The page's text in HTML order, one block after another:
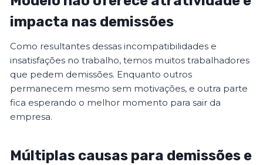
impacta nas demissões
Como resultantes dessas incompatibilidades e
insatisfações no trabalho, temos muitos trabalhadores
que pedem demissões. Enquanto outros
permanecem mesmo sem motivações, e outra parte
fica esperando o melhor momento para sair da
empresa.
Múltiplas causas para demissões e